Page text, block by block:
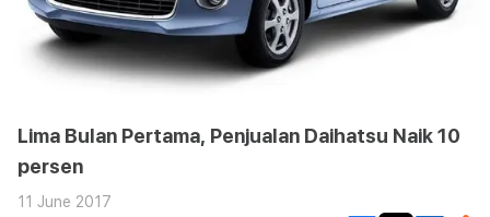
Lima Bulan Pertama, Penjualan Daihatsu Naik 10
persen
11 June 2017